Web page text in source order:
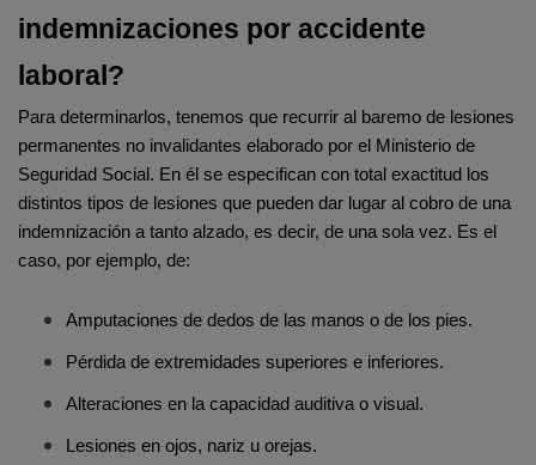
indemnizaciones por accidente
laboral?
Para determinarlos, tenemos que recurrir al baremo de lesiones
permanentes no invalidantes elaborado por el Ministerio de
Seguridad Social. En él se especifican con total exactitud los
distintos tipos de lesiones que pueden dar lugar al cobro de una
indemnización a tanto alzado, es decir, de una sola vez. Es el
caso, por ejemplo, de:
Amputaciones de dedos de las manos o de los pies.
Pérdida de extremidades superiores e inferiores.
Alteraciones en la capacidad auditiva o visual.
Lesiones en ojos, nariz u orejas.